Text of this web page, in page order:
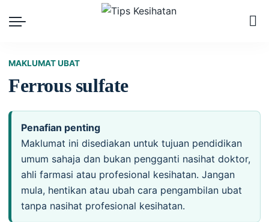
MAKLUMAT UBAT
Ferrous sulfate
Penafian penting
Maklumat ini disediakan untuk tujuan pendidikan
umum sahaja dan bukan pengganti nasihat doktor,
ahli farmasi atau profesional kesihatan. Jangan
mula, hentikan atau ubah cara pengambilan ubat
tanpa nasihat profesional kesihatan.